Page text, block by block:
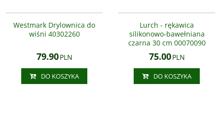
Westmark Drylownica do
wiśni 40302260
79.90PLN
DO KOSZYKA
Lurch - rękawica
silikonowo-bawełniana
czarna 30 cm 00070090
75.00PLN
DO KOSZYKA